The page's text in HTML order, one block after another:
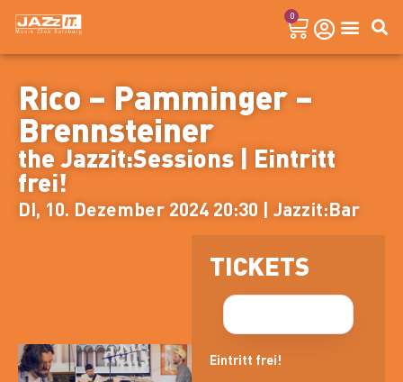
0
Rico – Pamminger –
Brennsteiner
the Jazzit:Sessions | Eintritt
frei!
DI, 10. Dezember 2024 20:30 | Jazzit:Bar
TICKETS
Eintritt frei!